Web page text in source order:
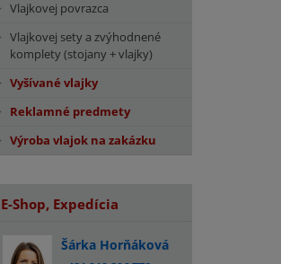
Vlajkovej povrazca
Vlajkovej sety a zvýhodnené
komplety (stojany + vlajky)
Vyšívané vlajky
Reklamné predmety
Výroba vlajok na zakázku
E-Shop, Expedícia
Šárka Horňáková